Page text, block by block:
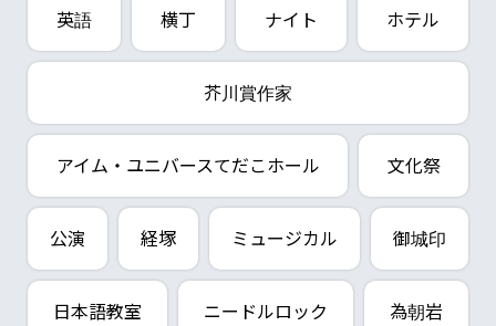
英語 横丁 ナイト ホテル
芥川賞作家
アイム・ユニバースてだこホール 文化祭
公演 経塚 ミュージカル 御城印
日本語教室 ニードルロック 為朝岩